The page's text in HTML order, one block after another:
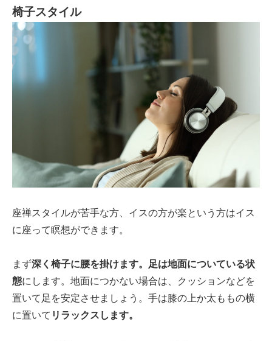
椅子スタイル
座禅スタイルが苦手な方、イスの方が楽という方はイス
に座って瞑想ができます。
まず深く椅子に腰を掛けます。足は地面についている状
態にします。地面につかない場合は、クッションなどを
置いて足を安定させましょう。手は膝の上か太ももの横
に置いて リラックスします。